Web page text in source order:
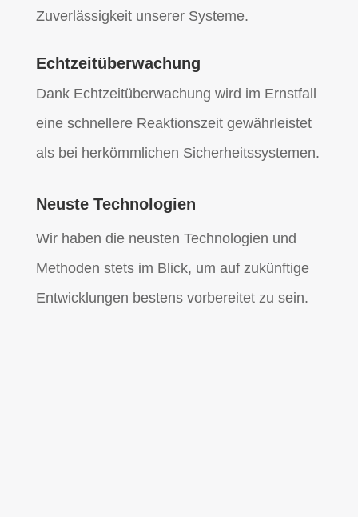
Zuverlässigkeit unserer Systeme.
Echtzeitüberwachung
Dank Echtzeitüberwachung wird im Ernstfall
eine schnellere Reaktionszeit gewährleistet
als bei herkömmlichen Sicherheitssystemen.
Neuste Technologien
Wir haben die neusten Technologien und
Methoden stets im Blick, um auf zukünftige
Entwicklungen bestens vorbereitet zu sein.